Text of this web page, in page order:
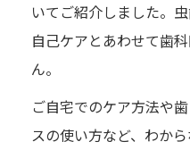
いてご紹介しました。
自己ケアとあわせて歯
ん。
ご自宅でのケア方法や
スの使い方など、わか